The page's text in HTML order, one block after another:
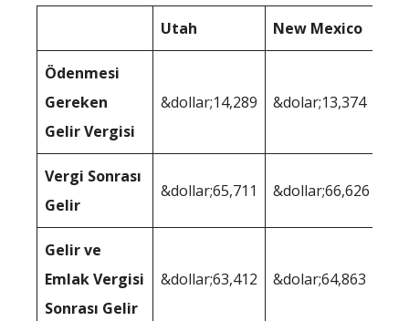
Utah New Mexico
Ödenmesi
Gereken
Gelir Vergisi
&dollar;14,289 &dolar;13,374
Vergi Sonrası
Gelir
&dollar;65,711 &dollar;66,626
Gelir ve
Emlak Vergisi
Sonrası Gelir
&dollar;63,412 &dolar;64,863